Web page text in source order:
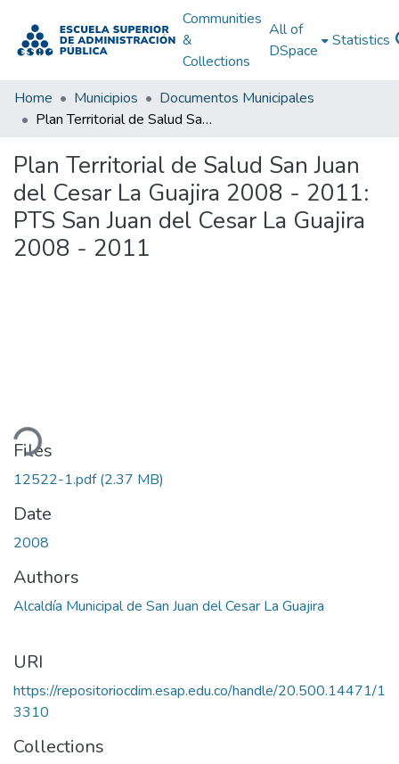
Communities
&
Collections
All of
DSpace
Statistics
Home Municipios
Documentos Municipales
Plan Territorial de Salud San Juan del Cesar La Guajira 2008 - 2011: PTS San Juan del Cesar La Guajira 2008 - 2011
Plan Territorial de Salud San Juan
del Cesar La Guajira 2008 - 2011:
PTS San Juan del Cesar La Guajira
2008 - 2011
Files
12522-1.pdf(2.37 MB)
Date
2008
Authors
Alcaldía Municipal de San Juan del Cesar La Guajira
URI
https://repositoriocdim.esap.edu.co/handle/20.500.14471/1
3310
Collections